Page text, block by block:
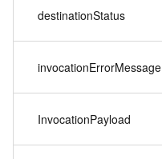
destinationStatus
invocationErrorMessage
InvocationPayload